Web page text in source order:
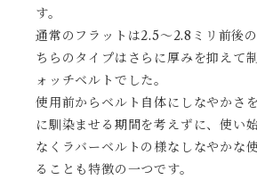
す。
通常のフラットは2.5〜2.8ミリ前後
ちらのタイプはさらに厚みを抑えて
ォッチベルトでした。
使用前からベルト自体にしなやかさ
に馴染ませる期間を考えずに、使い
なくラバーベルトの様なしなやかな
ることも特徴の一つです。